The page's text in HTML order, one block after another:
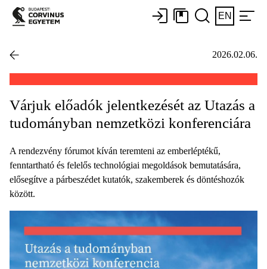
EN
2026.02.06.
Várjuk előadók jelentkezését az Utazás a
tudományban nemzetközi konferenciára
A rendezvény fórumot kíván teremteni az emberléptékű,
fenntartható és felelős technológiai megoldások bemutatására,
elősegítve a párbeszédet kutatók, szakemberek és döntéshozók
között.